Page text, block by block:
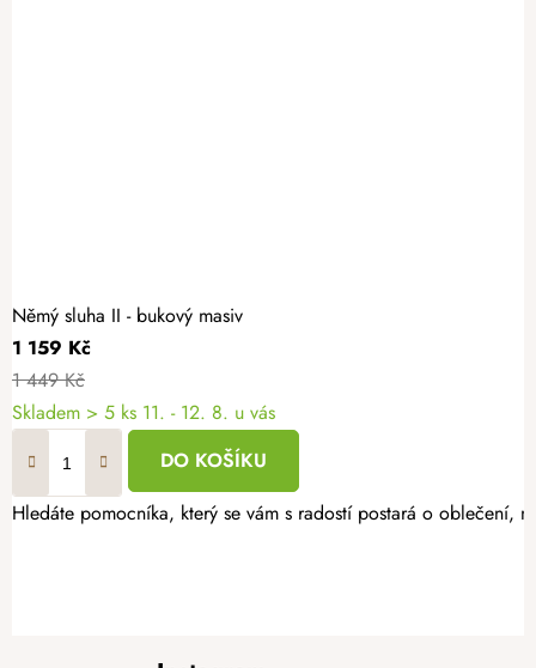
Němý sluha II - bukový masiv
1 159 Kč
1 449 Kč
Skladem > 5 ks 11. - 12. 8. u vás
DO KOŠÍKU
Hledáte pomocníka, který se vám s radostí postará o oblečení,